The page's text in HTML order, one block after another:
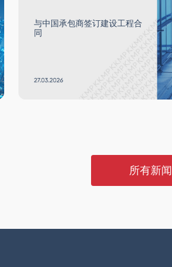
与中国承包商签订建设工程合
同
所有新闻